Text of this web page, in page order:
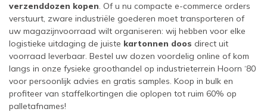
verzenddozen kopen. Of u nu compacte e-commerce orders
verstuurt, zware industriële goederen moet transporteren of
uw magazijnvoorraad wilt organiseren: wij hebben voor elke
logistieke uitdaging de juiste kartonnen doos direct uit
voorraad leverbaar. Bestel uw dozen voordelig online of kom
langs in onze fysieke groothandel op industrieterrein Hoorn ‘80
voor persoonlijk advies en gratis samples. Koop in bulk en
profiteer van staffelkortingen die oplopen tot ruim 60% op
palletafnames!